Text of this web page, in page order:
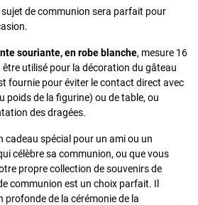
sujet de communion sera parfait pour
souriante, en robe blanche, mesure 16
être utilisé pour la décoration du gâteau
fournie pour éviter le contact direct avec
poids de la figurine) ou de table, ou
des dragées.
cadeau spécial pour un ami ou un
célèbre sa communion, ou que vous
propre collection de souvenirs de
communion est un choix parfait. Il
profonde de la cérémonie de la